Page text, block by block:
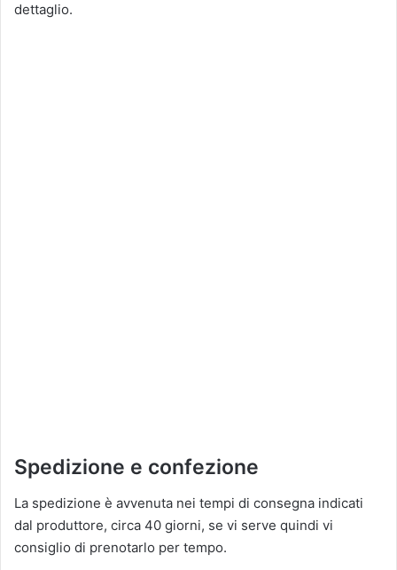
dettaglio.
Spedizione e confezione
La spedizione è avvenuta nei tempi di consegna indicati
dal produttore, circa 40 giorni, se vi serve quindi vi
consiglio di prenotarlo per tempo.